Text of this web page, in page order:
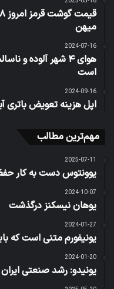
میهن
2024-07-16
هوای ۴ شهر آلوده
است
2024-09-16
اپل هزینه تعویض باتری آیفون ۱۶ پرو را ۲۰
مهم‌ترین مطالب
2025-07-11
یوونتوس دست به کار
2024-10-07
یوهان نیسکنز درگذشت
2024-01-27
یونیفورم متنی است که
2024-01-20
یونیدو: رشد صنعتی ایران از 164 کشور جهان